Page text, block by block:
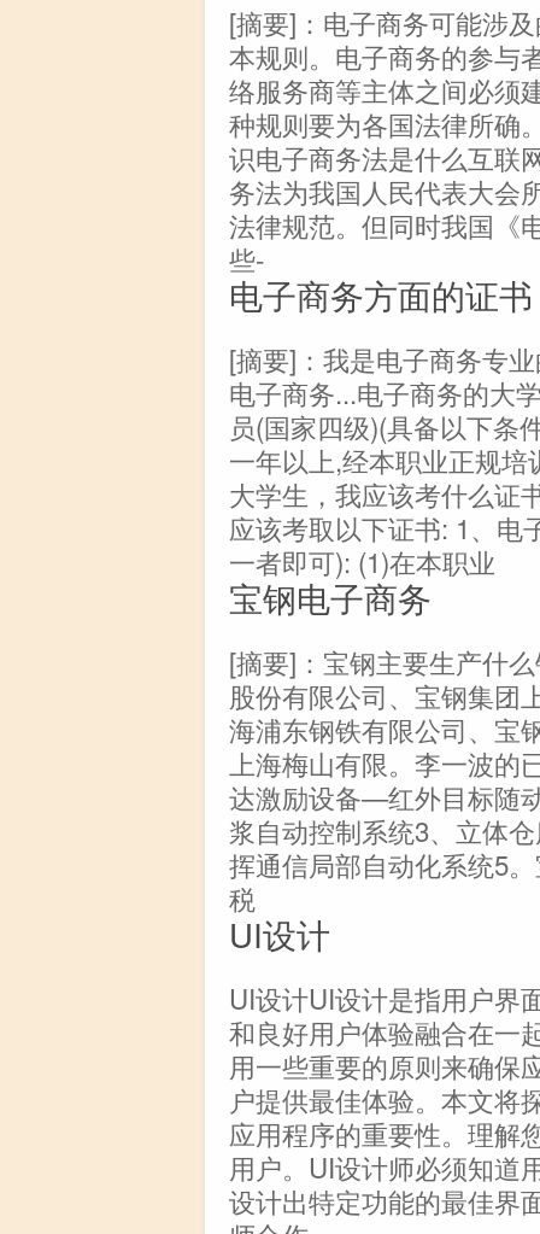
[摘要]：电子商务可能涉
本规则。电子商务的参与
络服务商等主体之间必须
种规则要为各国法律所确
识电子商务法是什么互联
务法为我国人民代表大会
法律规范。但同时我国《
些-
电子商务方面的证书
[摘要]：我是电子商务专
电子商务...电子商务的大
员(国家四级)(具备以下条
一年以上,经本职业正规
大学生，我应该考什么证
应该考取以下证书: 1、电
一者即可): (1)在本职业
宝钢电子商务
[摘要]：宝钢主要生产什
股份有限公司、宝钢集团
海浦东钢铁有限公司、宝
上海梅山有限。李一波
达激励设备—红外目标随
浆自动控制系统3、立体
挥通信局部自动化系统5
税
UI设计
UI设计UI设计是指用户界
和良好用户体验融合在一
用一些重要的原则来确保
户提供最佳体验。本文将
应用程序的重要性。理解
用户。UI设计师必须知道
设计出特定功能的最佳界